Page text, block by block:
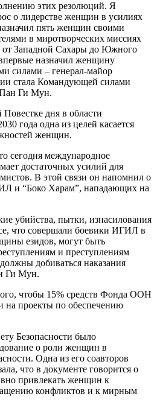
этих резолюций. Я
о лидерстве женщин в усилиях
пять женщин своими
в миротворческих миссиях
от Западной Сахары до Южного
назначил женщину
силами – генерал-майор
стала Командующей силами
Ги Мун.
дня в области
года одна из целей касается
женщин.
сегодня международное
достаточных усилий для
В этой связи он напомнил о
и “Боко Харам”, нападающих на
убийства, пытки, изнасилования
что совершали боевики ИГИЛ в
езидов, могут быть
и преступлениям
добиваться наказания
Ги Мун.
чтобы 15% средств Фонда ООН
на проекты по обеспечению
Безопасности было
о роли женщин в
Одна из его соавторов
что в документе говорится о
привлекать женщин к
конфликтов и к мирным